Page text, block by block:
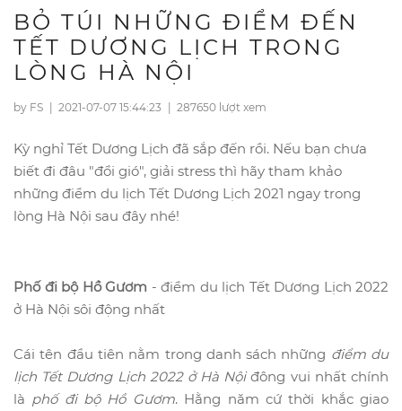
BỎ TÚI NHỮNG ĐIỂM ĐẾN
TẾT DƯƠNG LỊCH TRONG
LÒNG HÀ NỘI
by FS | 2021-07-07 15:44:23 | 287650 lượt xem
Kỳ nghỉ Tết Dương Lịch đã sắp đến rồi. Nếu bạn chưa
biết đi đâu "đổi gió", giải stress thì hãy tham khảo
những điểm du lịch Tết Dương Lịch 2021 ngay trong
lòng Hà Nội sau đây nhé!
Phố đi bộ Hồ Gươm - điểm du lịch Tết Dương Lịch 2022
ở Hà Nội sôi động nhất
Cái tên đầu tiên nằm trong danh sách những điểm du
lịch Tết Dương Lịch 2022 ở Hà Nộiđông vui nhất chính
là phố đi bộ Hồ Gươm. Hằng năm cứ thời khắc giao